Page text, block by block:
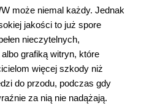
może niemal każdy. Jednak
jakości to już spore
nieczytelnych,
grafiką witryn, które
więcej szkody niż
do przodu, podczas gdy
za nią nie nadążają.